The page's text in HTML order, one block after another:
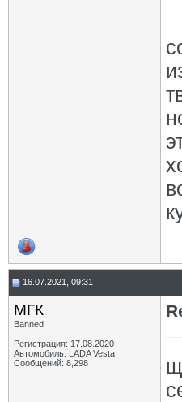
16.07.2021, 09:31
МГК
Banned
Регистрация: 17.08.2020
Автомобиль: LADA Vesta
Сообщений: 8,298